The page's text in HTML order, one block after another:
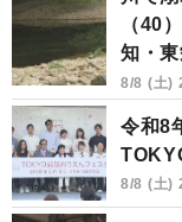
（40
知・
8/8 (土)
令和8
8/8 (土)